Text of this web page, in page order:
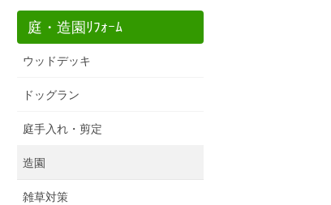
庭・造園ﾘﾌｫｰﾑ
ウッドデッキ
ドッグラン
庭手入れ・剪定
造園
雑草対策